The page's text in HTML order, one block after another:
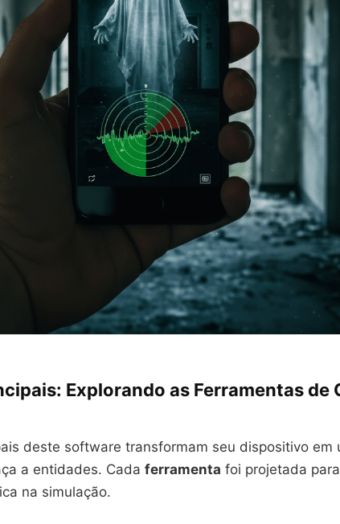
Explorando as Ferramentas de
deste software transformam seu dispositivo em
a entidades. Cada ferramenta foi projetada
na simulação.